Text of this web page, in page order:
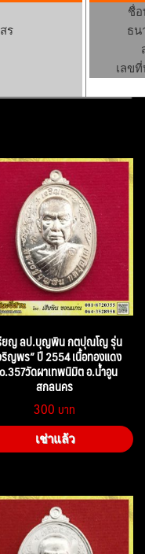
ร
ชื่
ธน
เลข
ยญ ลป.บุญพิน กตปุณโญ รุ่น
ริญพร” ปี 2554 เนื้อทองแดง
วัดผาเทพนิมิต อ.น้ำอูน
สกลนคร
300
เช่าแล้ว